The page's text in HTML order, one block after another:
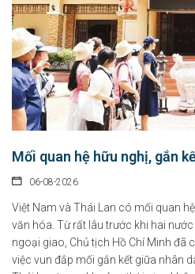
Mối quan hệ hữu nghị, gắn
06-08-2026
Việt Nam và Thái Lan có mối quan
văn hóa. Từ rất lâu trước khi hai
ngoại giao, Chủ tịch Hồ Chí Minh đã
việc vun đắp mối gắn kết giữa nhân